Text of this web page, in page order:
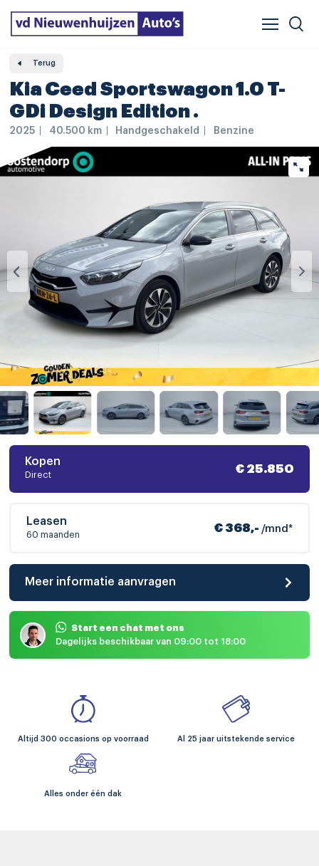
Leasing
Terug
Kia Ceed Sportswagon 1.0 T-
GDi Design Edition .
2025 40.500 km Handgeschakeld Benzine
Leasen
60 maanden
€ 368,- /mnd*
Kopen
Direct
€ 25.850
Meer informatie aanvragen
Start een chat met ons
Dagelijks beschikbaar van 09:00 tot 18:00
Altijd 300 occasions op voorraad Al 25 jaar uitstekende service
Alles onder één dak